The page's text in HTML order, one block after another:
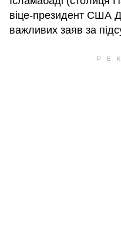
віце-президент США
важливих заяв за